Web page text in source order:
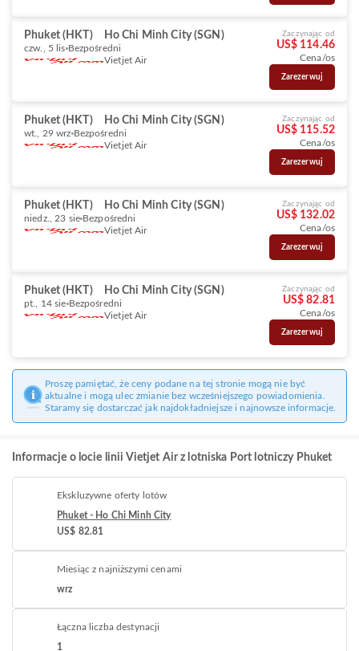
Phuket (HKT) Ho Chi Minh City (SGN)
czw., 5 lis Bezpośredni
Vietjet Air
Zaczynając od
US$ 114.46
Cena/os
Zarezerwuj
Phuket (HKT) Ho Chi Minh City (SGN)
wt., 29 wrz Bezpośredni
Vietjet Air
Zaczynając od
US$ 115.52
Cena/os
Zarezerwuj
Phuket (HKT) Ho Chi Minh City (SGN)
niedz., 23 sie Bezpośredni
Vietjet Air
Zaczynając od
US$ 132.02
Cena/os
Zarezerwuj
Phuket (HKT) Ho Chi Minh City (SGN)
pt., 14 sie Bezpośredni
Vietjet Air
Zaczynając od
US$ 82.81
Cena/os
Zarezerwuj
Proszę pamiętać, że ceny podane na tej stronie mogą nie być
aktualne i mogą ulec zmianie bez wcześniejszego powiadomienia.
Staramy się dostarczać jak najdokładniejsze i najnowsze informacje.
Informacje o locie linii Vietjet Air z lotniska Port lotniczy Phuket
Ekskluzywne oferty lotów
Phuket - Ho Chi Minh City
US$ 82.81
Miesiąc z najniższymi cenami
wrz
Łączna liczba destynacji
1